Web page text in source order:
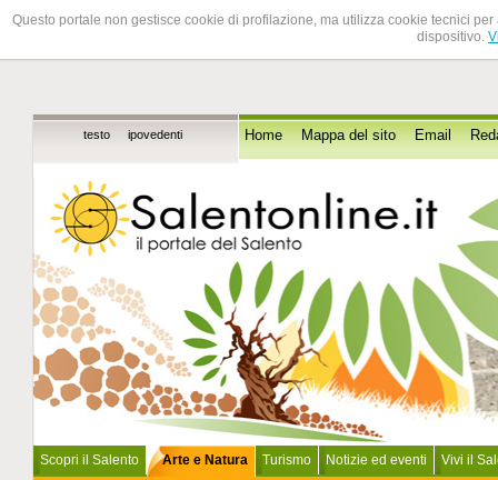
Questo portale non gestisce cookie di profilazione, ma utilizza cookie tecnici
dispositivo.
testo ipovedenti Home Mappa del sito Email
Scopri il Salento
Arte e Natura
Turismo Notizie ed eventi Vivi il